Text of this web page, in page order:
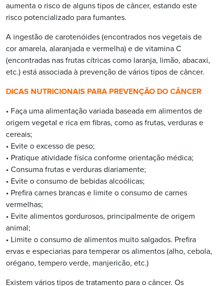
aumenta o risco de alguns tipos de câncer, estando este
risco potencializado para fumantes.
A ingestão de carotenóides (encontrados nos vegetais de
cor amarela, alaranjada e vermelha) e de vitamina C
(encontradas nas frutas cítricas como laranja, limão, abacaxi,
etc.) está associada à prevenção de vários tipos de câncer.
DICAS NUTRICIONAIS PARA PREVENÇÃO DO CÂNCER
• Faça uma alimentação variada baseada em alimentos de
origem vegetal e rica em fibras, como as frutas, verduras e
cereais;
• Evite o excesso de peso;
• Pratique atividade física conforme orientação médica;
• Consuma frutas e verduras diariamente;
• Evite o consumo de bebidas alcoólicas;
• Prefira carnes brancas e limite o consumo de carnes
vermelhas;
• Evite alimentos gordurosos, principalmente de origem
animal;
• Limite o consumo de alimentos muito salgados. Prefira
ervas e especiarias para temperar os alimentos (alho, cebola,
orégano, tempero verde, manjericão, etc.)
Existem vários tipos de tratamento para o câncer. Os